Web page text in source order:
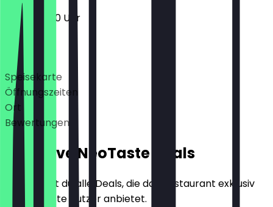
11:00 - 20:00 Uhr
Deals
Speisekarte
Öffnungszeiten
Ort
Bewertungen
Exklusive NeoTaste Deals
Hier findest du alle Deals, die das Restaurant exklusiv
für NeoTaste Nutzer anbietet.